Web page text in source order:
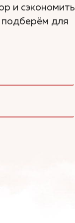
и сэкономить
для